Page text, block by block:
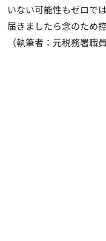
いない可能性もゼロで
届きましたら念のため
（執筆者：元税務署職